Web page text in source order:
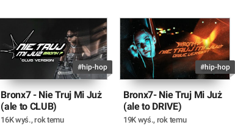
#hip-hop
Bronx7 - Nie Truj Mi Już
(ale to CLUB)
16K wyś.,rok temu
#hip-hop
Bronx7- Nie Truj Mi Już
(ale to DRIVE)
19K wyś., rok temu